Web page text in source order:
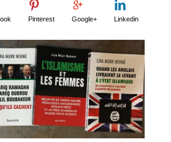
Pinterest Google+ Linkedin